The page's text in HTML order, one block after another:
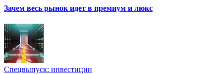
Зачем весь рынок идет в премиум и люкс
Спецвыпуск: инвестиции